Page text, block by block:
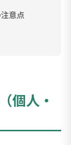
意点
個人・